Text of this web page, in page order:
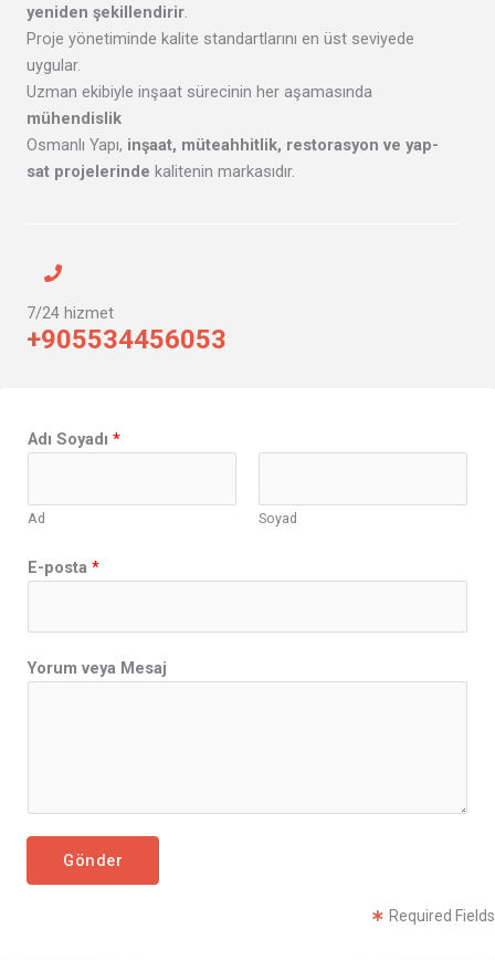
yeniden şekillendirir.
Proje yönetiminde kalite standartlarını en üst seviyede
uygular.
Uzman ekibiyle inşaat sürecinin her aşamasında
mühendislik
Osmanlı Yapı, inşaat, müteahhitlik, restorasyon ve yap-
sat projelerinde kalitenin markasıdır.
7/24 hizmet
+905534456053
Adı Soyadı *
Ad Soyad
*
A
ı
*
E-posta *
Yorum veya Mesaj
Gönder
Required Fields